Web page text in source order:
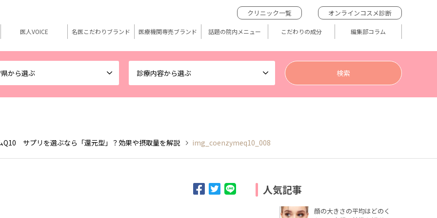
から選ぶ 診療内容から選ぶ
クリニック一覧 オンラインコスメ診断
医人VOICE 名医こだわりブランド 医療機関専売ブランド 話題の院内メニュー こだわりの成分 編集部コラム
Q10 サプリを選ぶなら「還元型」？効果や摂取量を解説 img_coenzymeq10_008
人気記事
顔の大きさの平均はどのく